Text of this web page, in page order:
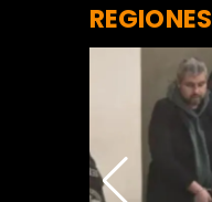
REGIONES